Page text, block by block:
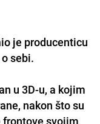
je producenticu
sebi.
u 3D-u, a kojim
nakon što su
svojim